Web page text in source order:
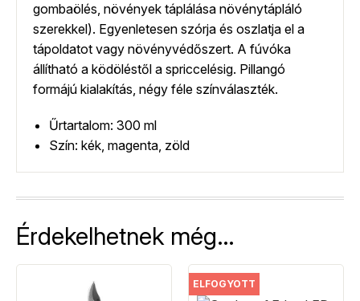
gombaölés, növények táplálása növénytápláló
szerekkel). Egyenletesen szórja és oszlatja el a
tápoldatot vagy növényvédőszert. A fúvóka
állítható a ködöléstől a spriccelésig. Pillangó
formájú kialakítás, négy féle színválaszték.
Űrtartalom: 300 ml
Szín: kék, magenta, zöld
Érdekelhetnek még…
ELFOGYOTT